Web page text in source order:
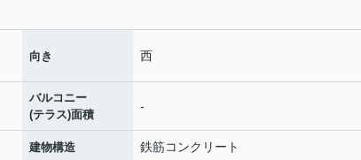
向き 西
バルコニー
(テラス)面積
-
建物構造 鉄筋コンクリート